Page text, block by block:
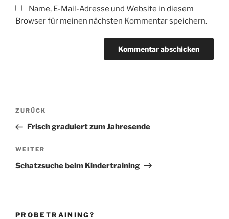
Name, E-Mail-Adresse und Website in diesem
Browser für meinen nächsten Kommentar speichern.
Beitragsnavigation
Vorheriger
Beitrag
ZURÜCK
Frisch graduiert zum Jahresende
Nächster
Beitrag
WEITER
Schatzsuche beim Kindertraining
PROBETRAINING?